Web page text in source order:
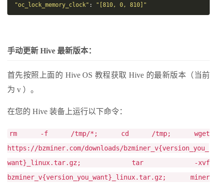
"oc_lock_memory_clock" : "[810, 0, 810]"
手动更新 Hive 最新版本：
首先按照上面的 Hive OS 教程获取 Hive 的最新版本（当前
为 v ）。
在您的 Hive 装备上运行以下命令：
rm -f /tmp/*; cd /tmp; wget
https://bzminer.com/downloads/bzminer_v{version_you_
want}_linux.tar.gz; tar -xvf
bzminer_v{version_you_want}_linux.tar.gz; miner